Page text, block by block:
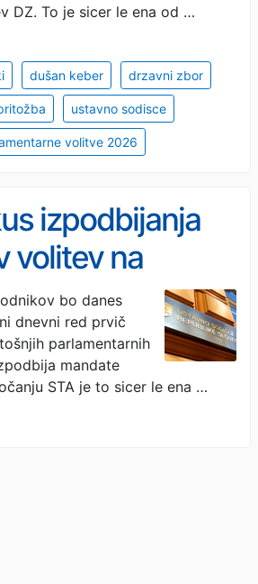
DZ. To je sicer le ena od …
dušan keber drzavni zbor
ustavno sodisce
volitve 2026
izpodbijanja
volitev na
sodišču
bo danes
dnevni red prvič
parlamentarnih
mandate
STA je to sicer le ena …